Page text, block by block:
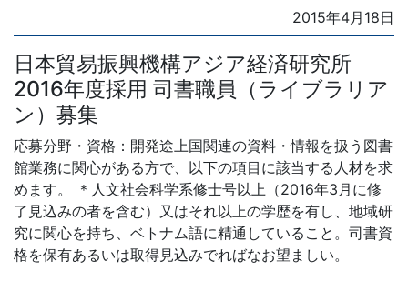
Posted
on
2015年4月18日
日本貿易振興機構アジア経済研究所
2016年度採用 司書職員（ライブラリア
ン）募集
応募分野・資格：開発途上国関連の資料・情報を扱う図書
館業務に関心がある方で、以下の項目に該当する人材を求
めます。 ＊人文社会科学系修士号以上（2016年3月に修
了見込みの者を含む）又はそれ以上の学歴を有し、地域研
究に関心を持ち、ベトナム語に精通していること。司書資
格を保有あるいは取得見込みでればなお望ましい。